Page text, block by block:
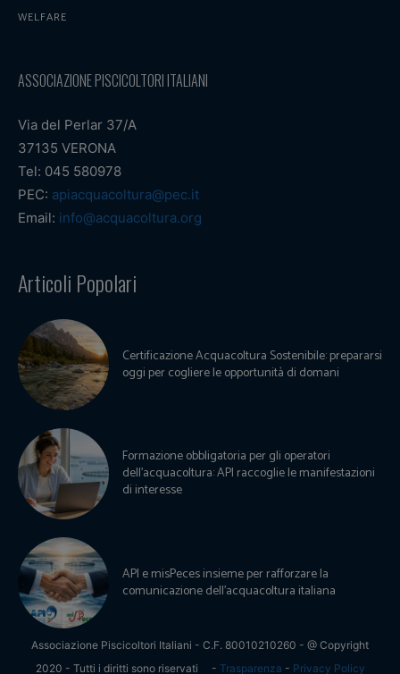
WELFARE
ASSOCIAZIONE PISCICOLTORI ITALIANI
Via del Perlar 37/A
37135 VERONA
Tel: 045 580978
PEC: apiacquacoltura@pec.it
Email: info@acquacoltura.org
Articoli Popolari
Certificazione Acquacoltura Sostenibile: prepararsi
oggi per cogliere le opportunità di domani
Formazione obbligatoria per gli operatori
dell’acquacoltura: API raccoglie le manifestazioni
di interesse
API e misPeces insieme per rafforzare la
comunicazione dell’acquacoltura italiana
Associazione Piscicoltori Italiani - C.F. 80010210260 - @ Copyright
2020 - Tutti i diritti sono riservati
- Trasparenza - Privacy Policy